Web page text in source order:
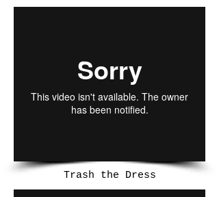
Trash the Dress